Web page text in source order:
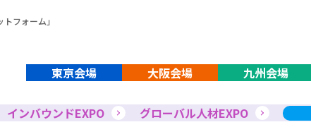
トフォーム 」
東京会場 大阪会場 九州会場
インバウンドEXPO グローバル人材EXPO